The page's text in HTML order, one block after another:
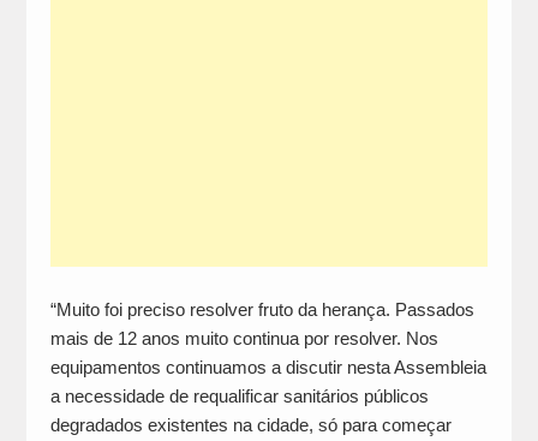
“Muito foi preciso resolver fruto da herança. Passados
mais de 12 anos muito continua por resolver. Nos
equipamentos continuamos a discutir nesta Assembleia
a necessidade de requalificar sanitários públicos
degradados existentes na cidade, só para começar